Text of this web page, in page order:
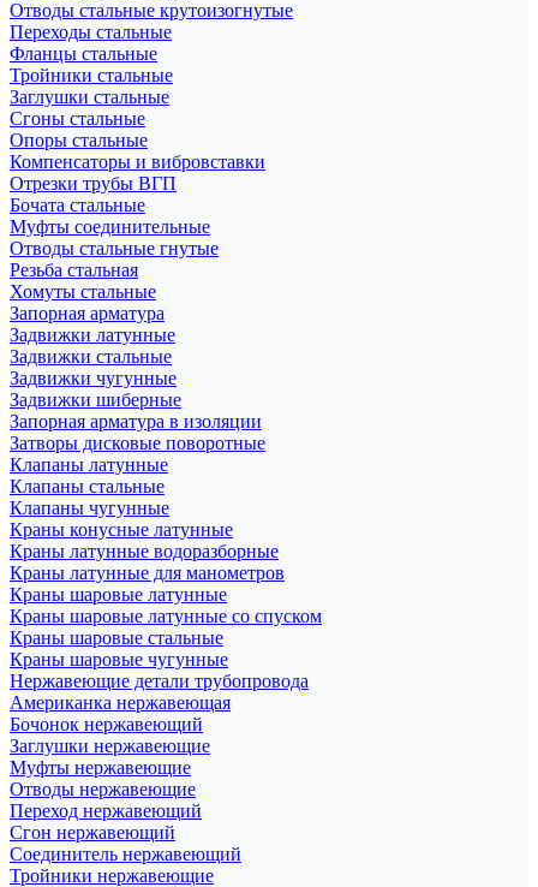
Отводы стальные крутоизогнутые
Переходы стальные
Фланцы стальные
Тройники стальные
Заглушки стальные
Сгоны стальные
Опоры стальные
Компенсаторы и вибровставки
Отрезки трубы ВГП
Бочата стальные
Муфты соединительные
Отводы стальные гнутые
Резьба стальная
Хомуты стальные
Запорная арматура
Задвижки латунные
Задвижки стальные
Задвижки чугунные
Задвижки шиберные
Запорная арматура в изоляции
Затворы дисковые поворотные
Клапаны латунные
Клапаны стальные
Клапаны чугунные
Краны конусные латунные
Краны латунные водоразборные
Краны латунные для манометров
Краны шаровые латунные
Краны шаровые латунные со спуском
Краны шаровые стальные
Краны шаровые чугунные
Нержавеющие детали трубопровода
Американка нержавеющая
Бочонок нержавеющий
Заглушки нержавеющие
Муфты нержавеющие
Отводы нержавеющие
Переход нержавеющий
Сгон нержавеющий
Соединитель нержавеющий
Тройники нержавеющие